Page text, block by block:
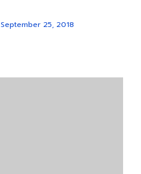
September 25, 2018